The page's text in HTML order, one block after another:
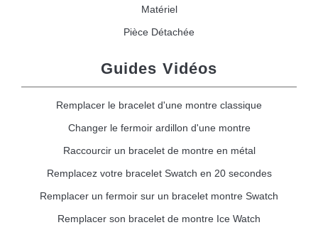
Matériel
Pièce Détachée
Guides Vidéos
Remplacer le bracelet d'une montre classique
Changer le fermoir ardillon d'une montre
Raccourcir un bracelet de montre en métal
Remplacez votre bracelet Swatch en 20 secondes
Remplacer un fermoir sur un bracelet montre Swatch
Remplacer son bracelet de montre Ice Watch